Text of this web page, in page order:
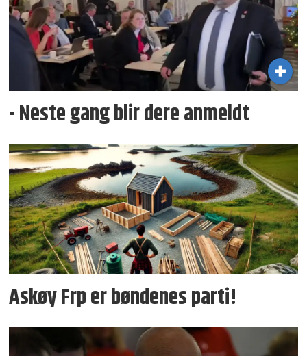
- Neste gang blir dere anmeldt
Askøy Frp er bøndenes parti!